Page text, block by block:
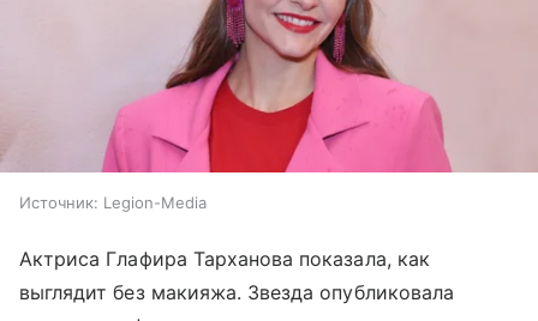
Источник: Legion-Media
Актриса Глафира Тарханова показала, как
выглядит без макияжа. Звезда опубликовала